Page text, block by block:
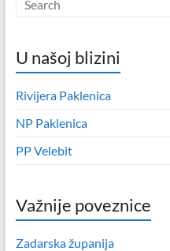
U našoj blizini
Rivijera Paklenica
NP Paklenica
PP Velebit
Važnije poveznice
Zadarska županija